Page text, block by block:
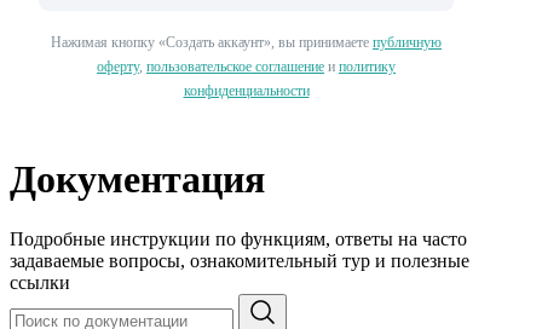
Нажимая кнопку «Создать аккаунт», вы принимаете публичную
оферту, пользовательское соглашение и политику
конфиденциальности
Документация
Подробные инструкции по функциям, ответы на часто
задаваемые вопросы, ознакомительный тур и полезные
ссылки